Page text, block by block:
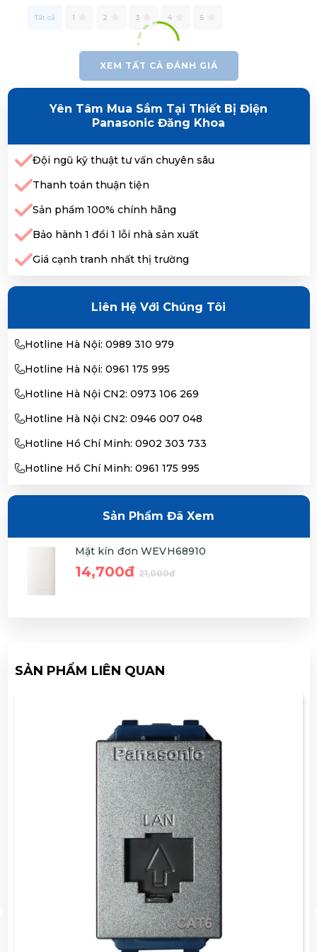
Tất cả 1 2 3 4 5
XEM TẤT CẢ ĐÁNH GIÁ
Yên Tâm Mua Sắm Tại Thiết Bị Điện
Panasonic Đăng Khoa
Đội ngũ kỹ thuật tư vấn chuyên sâu
Thanh toán thuận tiện
Sản phẩm 100% chính hãng
Bảo hành 1 đổi 1 lỗi nhà sản xuất
Giá cạnh tranh nhất thị trường
Liên Hệ Với Chúng Tôi
Hotline Hà Nội: 0989 310 979
Hotline Hà Nội: 0961 175 995
Hotline Hà Nội CN2: 0973 106 269
Hotline Hà Nội CN2: 0946 007 048
Hotline Hồ Chí Minh: 0902 303 733
Hotline Hồ Chí Minh: 0961 175 995
Sản Phẩm Đã Xem
Mặt kín đơn WEVH68910
14,700đ 21,000đ
SẢN PHẨM LIÊN QUAN